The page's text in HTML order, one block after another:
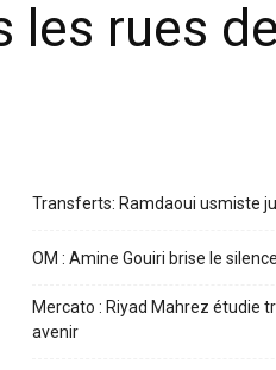
les rues
Transferts: Ramdaoui usmiste
OM : Amine Gouiri brise le
Mercato : Riyad Mahrez étudie
avenir